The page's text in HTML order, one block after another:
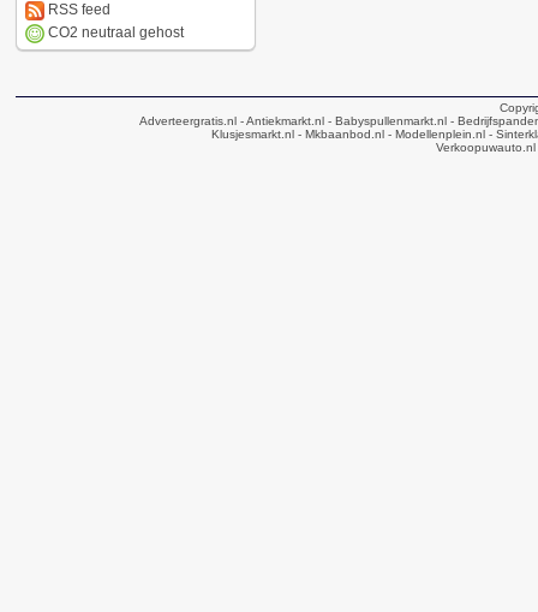
RSS feed
CO2 neutraal gehost
Adverteergratis.nl- Antiekmarkt.nl- Babyspullenmarkt.nl-
Klusjesmarkt.nl- Mkbaanbod.nl- Modellenplein.nl-
Verkoopuwauto.nl